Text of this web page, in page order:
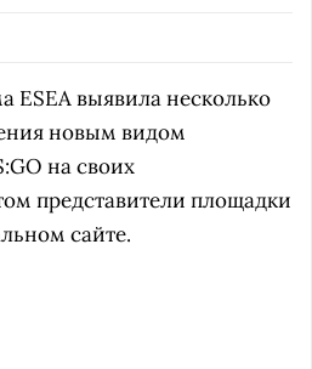
ESEA выявила несколько
новым видом
на своих
представители площадки
сайте.